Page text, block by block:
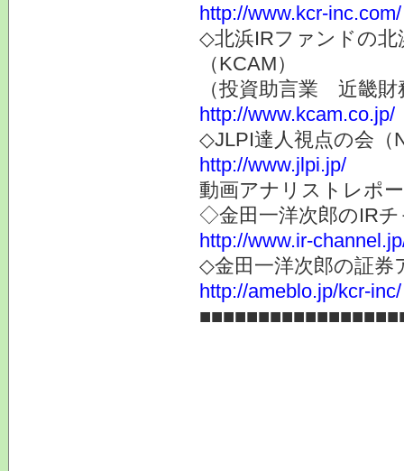
http://www.kcr-inc.com/
◇北浜IRファンドの
（KCAM）
（投資助言業 近畿財
http://www.kcam.co.jp/
◇JLPI達人視点の会（
http://www.jlpi.jp/
動画アナリストレポ
◇金田一洋次郎のIR
http://www.ir-
◇金田一洋次郎の証券
http://ameblo.jp/kcr-inc/